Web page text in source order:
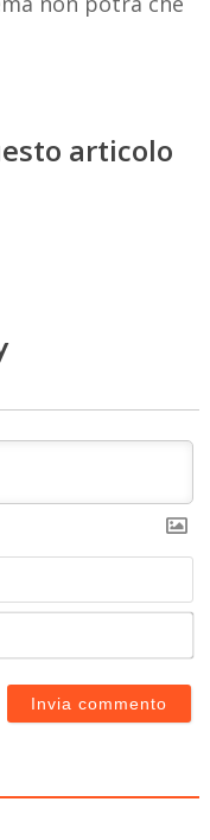
articolo